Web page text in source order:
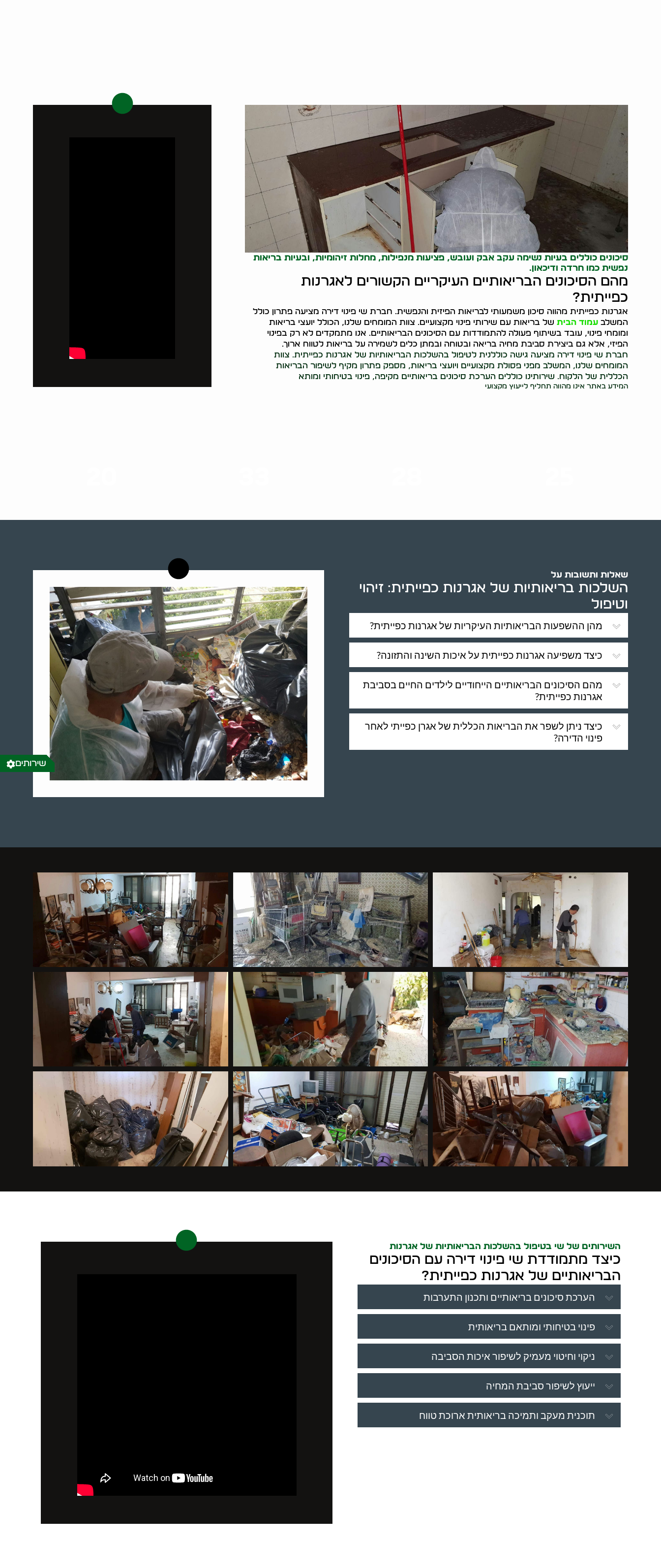
סיכונים כוללים בעיות נשימה עקב אבק ועובש, פציעות מנפילות, מחלות זיהומיות, ובעיות בריאות
נפשית כמו חרדה ודיכאון.
מהם הסיכונים הבריאותיים העיקריים הקשורים לאגרנות
כפייתית?
אגרנות כפייתית מהווה סיכון משמעותי לבריאות הפיזית והנפשית. חברת שי פינוי דירה מציעה פתרון כולל
המשלבעמוד הבית של בריאות עם שירותי פינוי מקצועיים. צוות המומחים שלנו, הכולל יועצי בריאות
ומומחי פינוי, עובד בשיתוף פעולה להתמודדות עם הסיכונים הבריאותיים. אנו מתמקדים לא רק בפינוי
הפיזי, אלא גם ביצירת סביבת מחיה בריאה ובטוחה ובמתן כלים לשמירה על בריאות לטווח ארוך.
חברת שי פינוי דירה מציעה גישה כוללנית לטיפול בהשלכות הבריאותיות של אגרנות כפייתית. צוות
המומחים שלנו, המשלב מפני פסולת מקצועיים ויועצי בריאות, מספק פתרון מקיף לשיפור הבריאות
הכללית של הלקוח. שירותינו כוללים הערכת סיכונים בריאותיים מקיפה, פינוי בטיחותי ומותא
המידע באתר אינו מהווה תחליף לייעוץ מקצועי
שאלות ותשובות על
השלכות בריאותיות של אגרנות כפייתית: זיהוי
וטיפול
מהן ההשפעות הבריאותיות העיקריות של אגרנות כפייתית?
כיצד משפיעה אגרנות כפייתית על איכות השינה והתזונה?
מהם הסיכונים הבריאותיים הייחודיים לילדים החיים בסביבת
אגרנות כפייתית?
כיצד ניתן לשפר את הבריאות הכללית של אגרן כפייתי לאחר
פינוי הדירה?
השירותים של שי בטיפול בהשלכות הבריאותיות של אגרנות
כיצד מתמודדת שי פינוי דירה עם הסיכונים
הבריאותיים של אגרנות כפייתית?
הערכת סיכונים בריאותיים ותכנון התערבות
פינוי בטיחותי ומותאם בריאותית
ניקוי וחיטוי מעמיק לשיפור איכות הסביבה
ייעוץ לשיפור סביבת המחיה
תוכנית מעקב ותמיכה בריאותית ארוכת טווח
שירותים